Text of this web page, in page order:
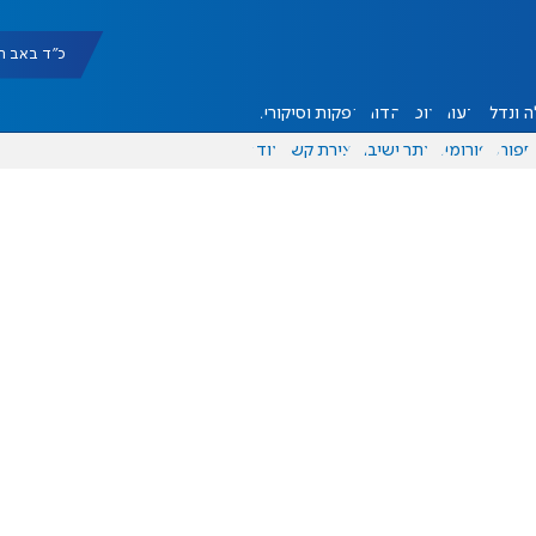
כ"ד באב תשפ"ו
ונדל"ן דעות אוכל יהדות הפקות וסיקורים
ספורט פורומים אתר ישיבה יצירת קשר עוד